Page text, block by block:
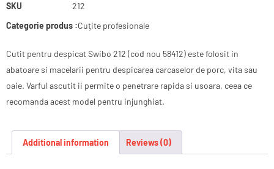
SKU
212
Categorie produs :Cuțite profesionale
Cutit pentru despicat Swibo 212 (cod nou 58412) este folosit in
abatoare si macelarii pentru despicarea carcaselor de porc, vita sau
oaie. Varful ascutit ii permite o penetrare rapida si usoara, ceea ce
recomanda acest model pentru injunghiat.
Additional information Reviews (0)